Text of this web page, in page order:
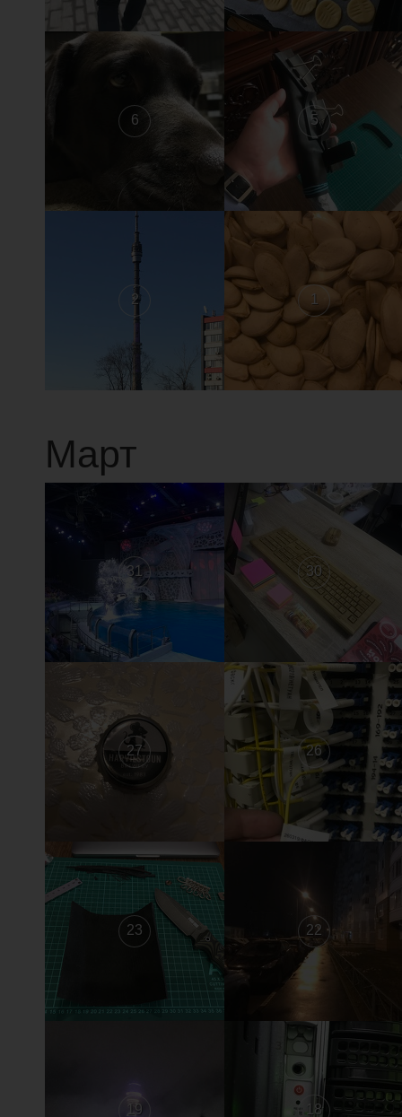
6 5
2 1
Март
31 30
27 26
23 22
19 18